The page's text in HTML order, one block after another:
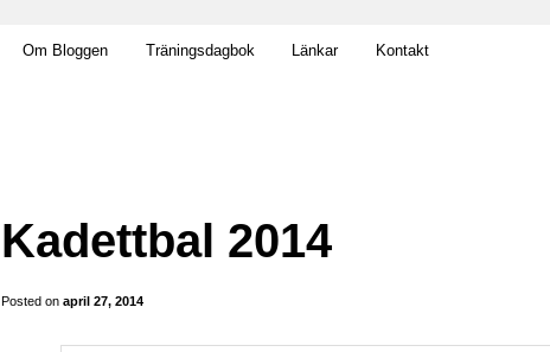
Om Bloggen Träningsdagbok Länkar Kontakt
Kadettbal 2014
Posted on april 27, 2014